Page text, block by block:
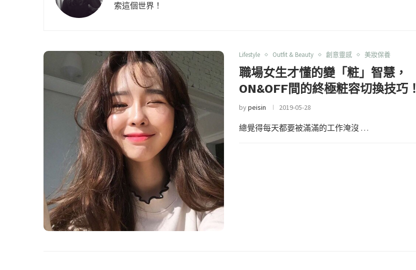
索這個世界！
Lifestyle Outfit & Beauty 創意靈感 美妝保養
職場女生才懂的變「粧」智慧，
ON&OFF間的終極粧容切換技巧！
bypeisin 2019-05-28
總覺得每天都要被滿滿的工作淹沒 …